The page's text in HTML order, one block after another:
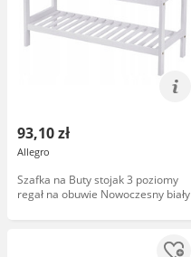
93,10 zł
Allegro
Szafka na Buty stojak 3 poziomy
regał na obuwie Nowoczesny biały